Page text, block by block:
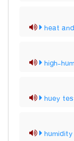
heat
high-
huey